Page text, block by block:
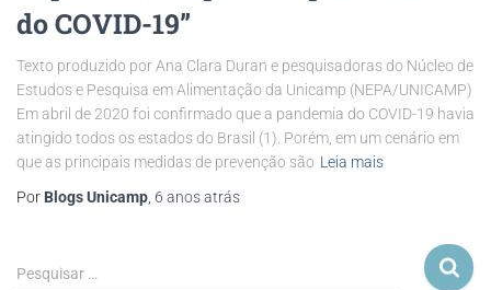
do COVID-19”
Texto produzido por Ana Clara Duran e pesquisadoras do Núcleo de
Estudos e Pesquisa em Alimentação da Unicamp (NEPA/UNICAMP)
Em abril de 2020 foi confirmado que a pandemia do COVID-19 havia
atingido todos os estados do Brasil (1). Porém, em um cenário em
que as principais medidas de prevenção são Leia mais
Por Blogs Unicamp, 6 anosatrás
Pesquisar …